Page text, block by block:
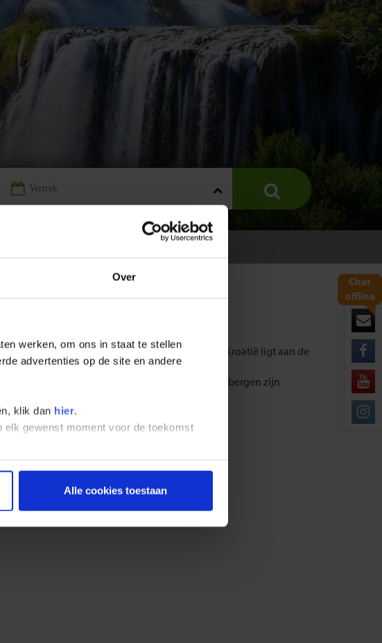
Over
werken, om ons in staat te stellen
advertenties op de site en andere
klik dan hier.
elk gewenst moment voor de toekomst
Alle cookies toestaan
Chat
offline
Het grootste gedeelte van de oostkust van Kroatië ligt aan de
waardoor het landschap wat ruiger is. In de bergen zijn